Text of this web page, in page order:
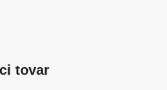
tovar